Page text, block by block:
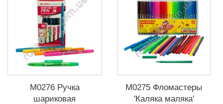
М0276 Ручка
шариковая
М0275 Фломастеры
'Каляка маляка'